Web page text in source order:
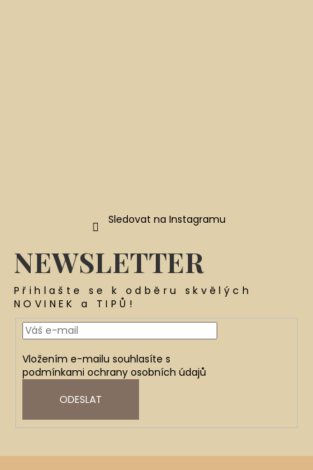
Sledovat na Instagramu
NEWSLETTER
Přihlašte se k odběru skvělých
NOVINEK a TIPŮ!
Vložením e-mailu souhlasíte s
podmínkami ochrany osobních údajů
ODESLAT